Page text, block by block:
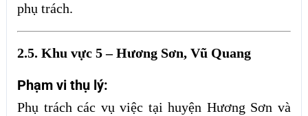
phụ trách.
2.5. Khu vực 5 – Hương Sơn, Vũ Quang
Phạm vi thụ lý:
Phụ trách các vụ việc tại huyện Hương Sơn và